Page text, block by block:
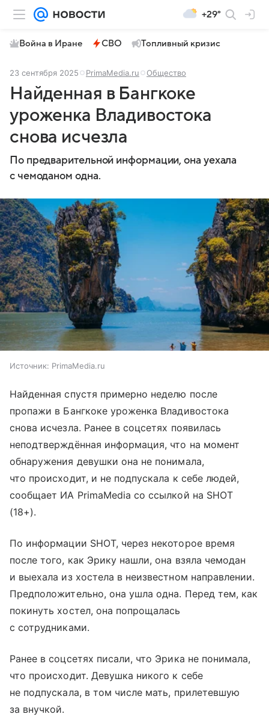
+29°
Война в Иране СВО Топливный кризис
23 сентября 2025 PrimaMedia.ru Общество
Найденная в Бангкоке
уроженка Владивостока
снова исчезла
По предварительной информации, она уехала
с чемоданом одна.
Источник: PrimaMedia.ru
Найденная спустя примерно неделю после
пропажи в Бангкоке уроженка Владивостока
снова исчезла. Ранее в соцсетях появилась
неподтверждённая информация, что на момент
обнаружения девушки она не понимала,
что происходит, и не подпускала к себе людей,
сообщает ИА PrimaMedia со ссылкой на SHOT
(18+).
По информации SHOT, через некоторое время
после того, как Эрику нашли, она взяла чемодан
и выехала из хостела в неизвестном направлении.
Предположительно, она ушла одна. Перед тем, как
покинуть хостел, она попрощалась
с сотрудниками.
Ранее в соцсетях писали, что Эрика не понимала,
что происходит. Девушка никого к себе
не подпускала, в том числе мать, прилетевшую
за внучкой.